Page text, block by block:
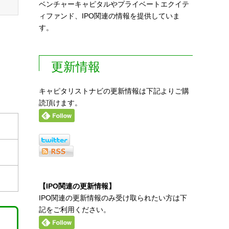
ベンチャーキャピタルやプライベートエクイテ
ィファンド、IPO関連の情報を提供していま
す。
更新情報
キャピタリストナビの更新情報は下記よりご購
読頂けます。
【IPO関連の更新情報】
IPO関連の更新情報のみ受け取られたい方は下
記をご利用ください。